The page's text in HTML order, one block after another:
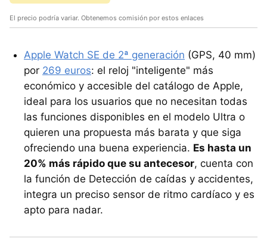
El precio podría variar. Obtenemos comisión por estos enlaces
Apple Watch SE de 2ª generación (GPS, 40 mm)
por 269 euros: el reloj "inteligente" más
económico y accesible del catálogo de Apple,
ideal para los usuarios que no necesitan todas
las funciones disponibles en el modelo Ultra o
quieren una propuesta más barata y que siga
ofreciendo una buena experiencia. Es hasta un
20% más rápido que su antecesor, cuenta con
la función de Detección de caídas y accidentes,
integra un preciso sensor de ritmo cardíaco y es
apto para nadar.